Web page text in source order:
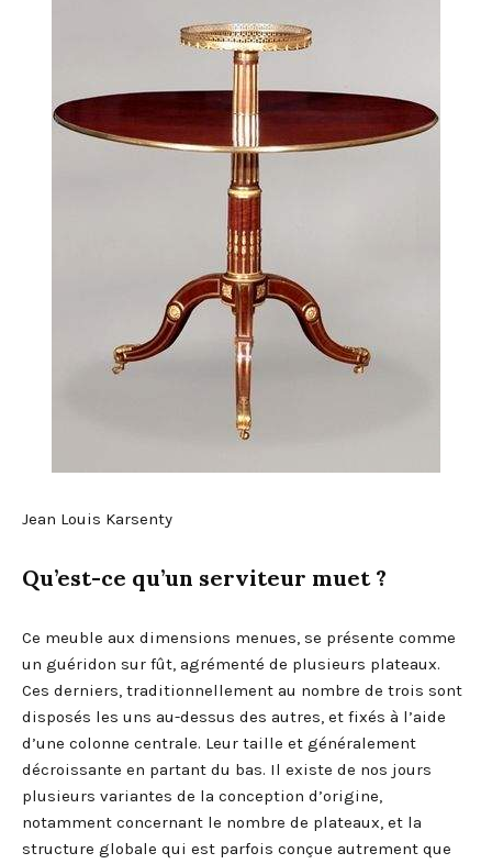
Jean Louis Karsenty
Qu’est-ce qu’un serviteur muet ?
Ce meuble aux dimensions menues, se présente comme
un guéridon sur fût, agrémenté de plusieurs plateaux.
Ces derniers, traditionnellement au nombre de trois sont
disposés les uns au-dessus des autres, et fixés à l’aide
d’une colonne centrale. Leur taille et généralement
décroissante en partant du bas. Il existe de nos jours
plusieurs variantes de la conception d’origine,
notamment concernant le nombre de plateaux, et la
structure globale qui est parfois conçue autrement que